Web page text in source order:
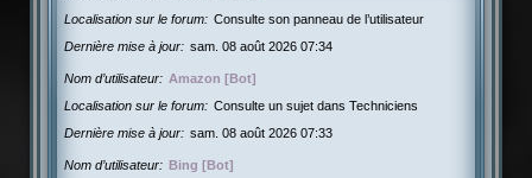
Localisation sur le forum
Consulte son panneau de l’utilisateur
Dernière mise à jour
sam. 08 août 2026 07:34
Nom d’utilisateur
Amazon [Bot]
Localisation sur le forum
Consulte un sujet dans Techniciens
Dernière mise à jour
sam. 08 août 2026 07:33
Nom d’utilisateur
Bing [Bot]